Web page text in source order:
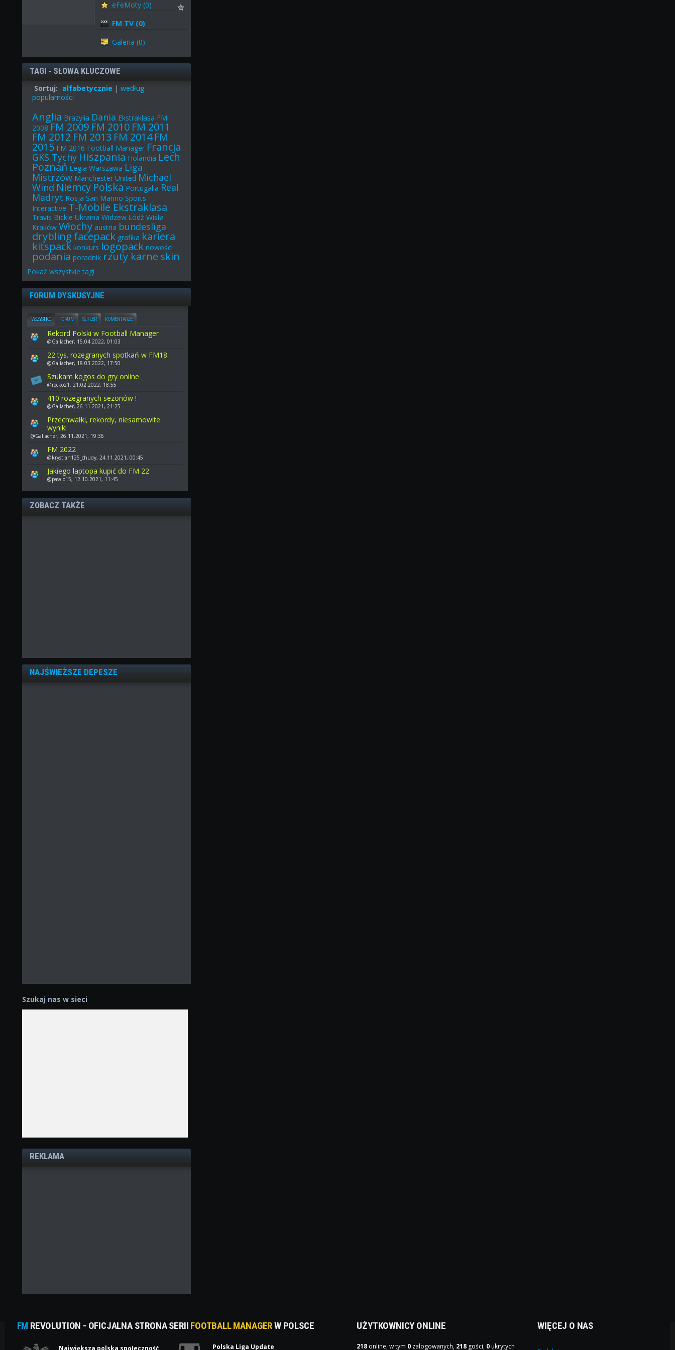
eFeMoty (0)
FM TV (0)
Galeria (0)
TAGI - SŁOWA KLUCZOWE
Sortuj: alfabetycznie | według
popularności
Anglia Brazylia Dania Ekstraklasa FM
2008 FM 2009 FM 2010 FM 2011
FM 2012 FM 2013 FM 2014 FM
2015 FM 2016 Football Manager Francja
GKS Tychy Hiszpania Holandia Lech
Poznań Legia Warszawa Liga
Mistrzów Manchester United Michael
Wind Niemcy Polska Portugalia Real
Madryt Rosja San Marino Sports
Interactive T-Mobile Ekstraklasa
Travis Bickle Ukraina Widzew Łódź Wisła
Kraków Włochy austria bundesliga
drybling facepack grafika kariera
kitspack konkurs logopack nowości
podania poradnik rzuty karne skin
Pokaż wszystkie tagi
FORUM DYSKUSYJNE
WSZYSTKO FORUM SUFLER KOMENTARZE
Rekord Polski w Football Manager
@Gallacher, 15.04.2022, 01:03
22 tys. rozegranych spotkań w FM18
@Gallacher, 18.03.2022, 17:50
Szukam kogos do gry online
@rocko21, 21.02.2022, 18:55
410 rozegranych sezonów !
@Gallacher, 26.11.2021, 21:25
Przechwałki, rekordy, niesamowite
wyniki
@Gallacher, 26.11.2021, 19:36
FM 2022
@krystian125_chudy, 24.11.2021, 00:45
Jakiego laptopa kupić do FM 22
@pawlo15, 12.10.2021, 11:45
ZOBACZ TAKŻE
NAJŚWIEŻSZE DEPESZE
Szukaj nas w sieci
REKLAMA
FM REVOLUTION - OFICJALNA STRONA SERII FOOTBALL MANAGERW POLSCE
Największa polska społeczność Polska Liga Update
UŻYTKOWNICY ONLINE
218 online, w tym 0 zalogowanych, 218 gości, 0 ukrytych
WIĘCEJ O NAS